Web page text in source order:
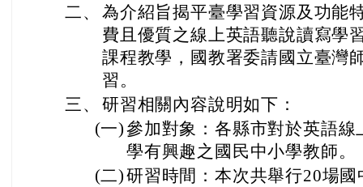
二、 為介紹旨揭平臺學習資源及功能
費且優質之線上英語聽說讀寫學
課程教學，國教署委請國立臺灣
習。
三、 研習相關內容說明如下：
(一)參加對象：各縣市對於英語
學有興趣之國民中小學教師。
(二)研習時間：本次共舉行20場